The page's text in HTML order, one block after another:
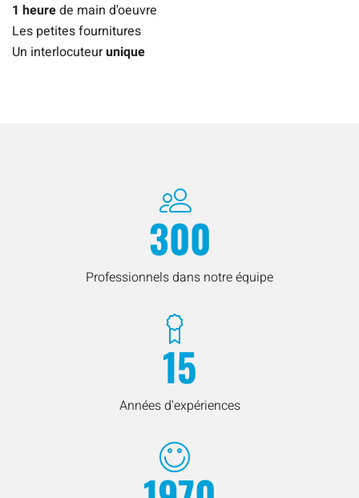
1 heurede main d'oeuvre
Les petites fournitures
Un interlocuteurunique
300
Professionnels dans notre équipe
15
Années d'expériences